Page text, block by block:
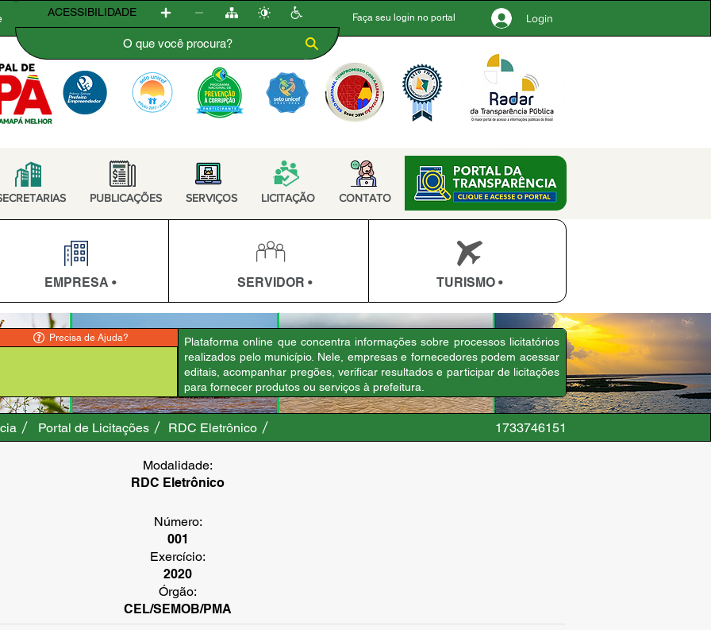
Faça seu login no portal Login
ACESSIBILIDADE
PUBLICAÇÕES SERVIÇOS LICITAÇÃO CONTATO
EMPRESA • SERVIDOR • TURISMO •
Precisa de Ajuda?
Plataforma online que concentra informações sobre processos licitatórios
realizados pelo município. Nele, empresas e fornecedores podem acessar
editais, acompanhar pregões, verificar resultados e participar de licitações
para fornecer produtos ou serviços à prefeitura.
Portal de Licitações RDC Eletrônico 1733746151
Modalidade:
RDC Eletrônico
Número:
001
Exercício:
2020
Órgão:
CEL/SEMOB/PMA